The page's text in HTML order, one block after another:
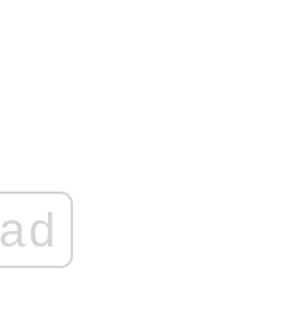
ad